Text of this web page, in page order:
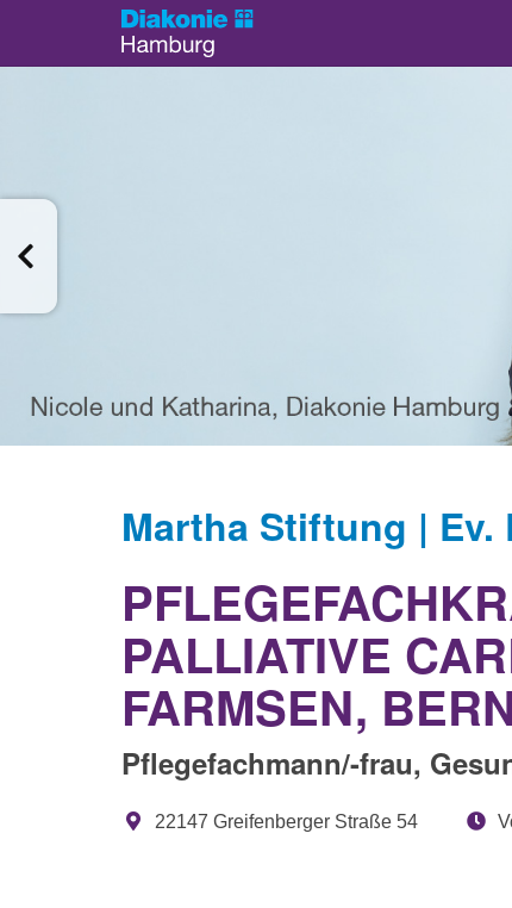
Martha Stiftung |
PALLIATIVE
FARMSEN,
Pflegefachmann/-frau,
22147 Greifenberger Straße 54